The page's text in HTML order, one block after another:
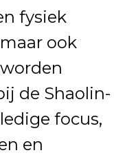
fysiek
ook
de Shaolin-
focus,
en